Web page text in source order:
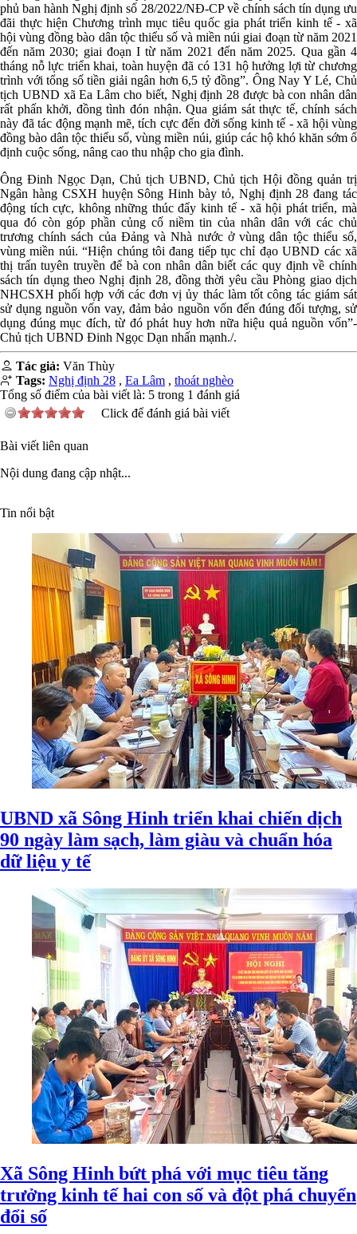
phủ ban hành Nghị định số 28/2022/NĐ-CP về chính sách tín dụng ưu
đãi thực hiện Chương trình mục tiêu quốc gia phát triển kinh tế - xã
hội vùng đồng bào dân tộc thiểu số và miền núi giai đoạn từ năm 2021
đến năm 2030; giai đoạn I từ năm 2021 đến năm 2025. Qua gần 4
tháng nỗ lực triển khai, toàn huyện đã có 131 hộ hưởng lợi từ chương
trình với tổng số tiền giải ngân hơn 6,5 tỷ đồng”. Ông Nay Y Lé, Chủ
tịch UBND xã Ea Lâm cho biết, Nghị định 28 được bà con nhân dân
rất phấn khởi, đồng tình đón nhận. Qua giám sát thực tế, chính sách
này đã tác động mạnh mẽ, tích cực đến đời sống kinh tế - xã hội vùng
đồng bào dân tộc thiểu số, vùng miền núi, giúp các hộ khó khăn sớm ổ
định cuộc sống, nâng cao thu nhập cho gia đình.
Ông Đinh Ngọc Dạn, Chủ tịch UBND, Chủ tịch Hội đồng quản trị
Ngân hàng CSXH huyện Sông Hinh bày tỏ, Nghị định 28 đang tác
động tích cực, không những thúc đẩy kinh tế - xã hội phát triển, mà
qua đó còn góp phần củng cố niềm tin của nhân dân với các chủ
trương chính sách của Đảng và Nhà nước ở vùng dân tộc thiểu số,
vùng miền núi. “Hiện chúng tôi đang tiếp tục chỉ đạo UBND các xã
thị trấn tuyên truyền để bà con nhân dân biết các quy định về chính
sách tín dụng theo Nghị định 28, đồng thời yêu cầu Phòng giao dịch
NHCSXH phối hợp với các đơn vị ủy thác làm tốt công tác giám sát
sử dụng nguồn vốn vay, đảm bảo nguồn vốn đến đúng đối tượng, sử
dụng đúng mục đích, từ đó phát huy hơn nữa hiệu quả nguồn vốn”-
Chủ tịch UBND Đinh Ngọc Dạn nhấn mạnh./.
Tác giả: Văn Thùy
Tags: Nghị định 28 , Ea Lâm , thoát nghèo
Tổng số điểm của bài viết là: 5 trong 1 đánh giá
Click để đánh giá bài viết
Bài viết liên quan
Nội dung đang cập nhật...
Tin nổi bật
UBND xã Sông Hinh triển khai chiến dịch
90 ngày làm sạch, làm giàu và chuẩn hóa
dữ liệu y tế
Xã Sông Hinh bứt phá với mục tiêu tăng
trưởng kinh tế hai con số và đột phá chuyển
đổi số